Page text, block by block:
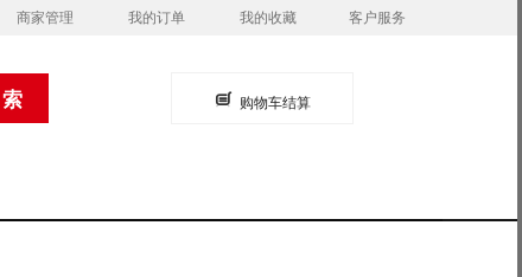
商家管理 我的订单 我的收藏 客户服务
购物车结算